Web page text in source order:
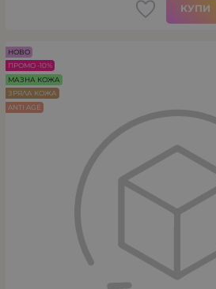
КУПИ
НОВО
ПРОМО -10%
МАЗНА КОЖА
ЗРЯЛА КОЖА
ANTI AGE